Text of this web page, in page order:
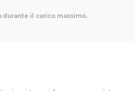
durante il carico massimo.